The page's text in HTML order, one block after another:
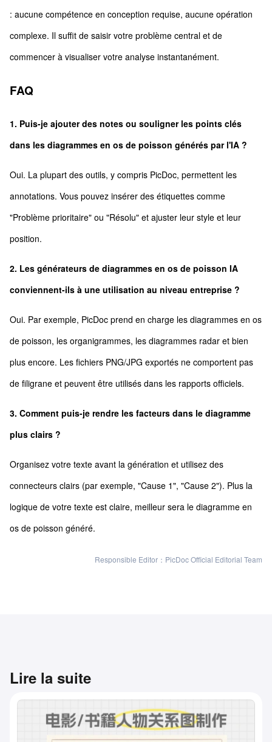
: aucune compétence en conception requise, aucune opération
complexe. Il suffit de saisir votre problème central et de
commencer à visualiser votre analyse instantanément.
FAQ
1. Puis-je ajouter des notes ou souligner les points clés
dans les diagrammes en os de poisson générés par l'IA ?
Oui. La plupart des outils, y compris PicDoc, permettent les
annotations. Vous pouvez insérer des étiquettes comme
"Problème prioritaire" ou "Résolu" et ajuster leur style et leur
position.
2. Les générateurs de diagrammes en os de poisson IA
conviennent-ils à une utilisation au niveau entreprise ?
Oui. Par exemple, PicDoc prend en charge les diagrammes en os
de poisson, les organigrammes, les diagrammes radar et bien
plus encore. Les fichiers PNG/JPG exportés ne comportent pas
de filigrane et peuvent être utilisés dans les rapports officiels.
3. Comment puis-je rendre les facteurs dans le diagramme
plus clairs ?
Organisez votre texte avant la génération et utilisez des
connecteurs clairs (par exemple, "Cause 1", "Cause 2"). Plus la
logique de votre texte est claire, meilleur sera le diagramme en
os de poisson généré.
Responsible Editor：PicDoc Official Editorial Team
Lire la suite